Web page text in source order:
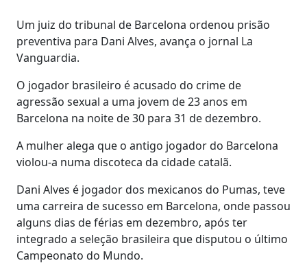
Um juiz do tribunal de Barcelona ordenou prisão
preventiva para Dani Alves, avança o jornal La
Vanguardia.
O jogador brasileiro é acusado do crime de
agressão sexual a uma jovem de 23 anos em
Barcelona na noite de 30 para 31 de dezembro.
A mulher alega que o antigo jogador do Barcelona
violou-a numa discoteca da cidade catalã.
Dani Alves é jogador dos mexicanos do Pumas, teve
uma carreira de sucesso em Barcelona, onde passou
alguns dias de férias em dezembro, após ter
integrado a seleção brasileira que disputou o último
Campeonato do Mundo.